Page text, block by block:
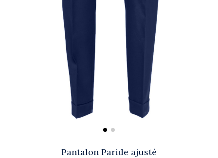
Pantalon Paride ajusté